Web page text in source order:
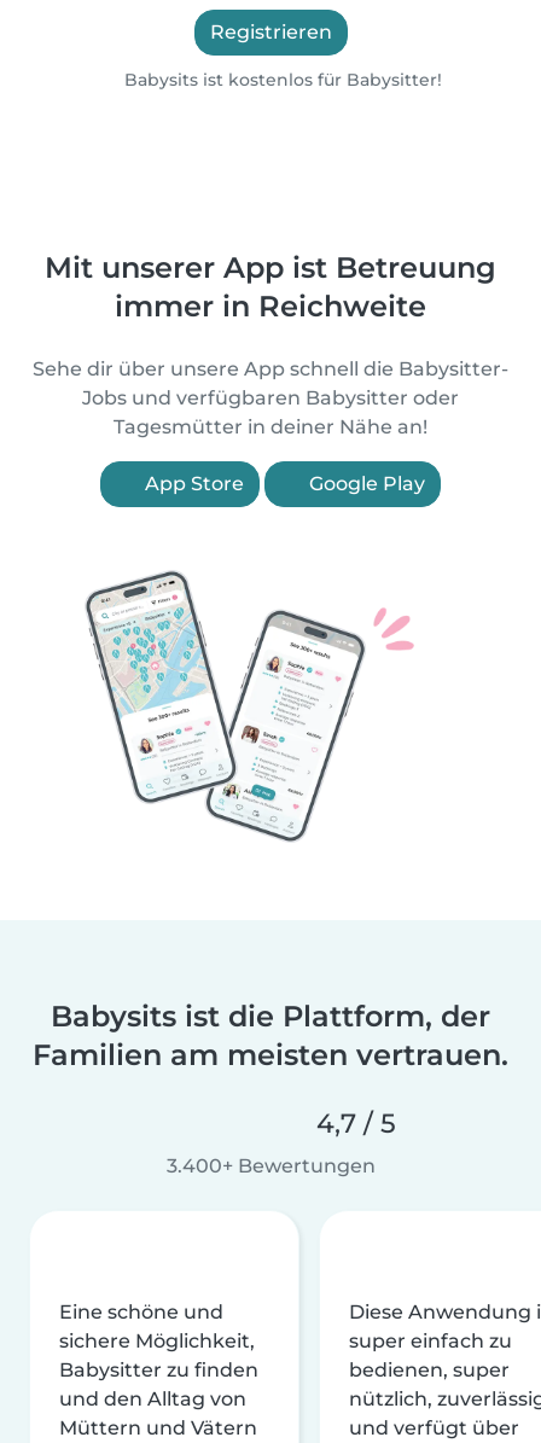
Registrieren
Babysits ist kostenlos für Babysitter!
Mit unserer App ist Betreuung
immer in Reichweite
Sehe dir über unsere App schnell die Babysitter-
Jobs und verfügbaren Babysitter oder
Tagesmütter in deiner Nähe an!
App Store Google Play
Babysits ist die Plattform, der
Familien am meisten vertrauen.
4,7 / 5
3.400+ Bewertungen
Eine schöne und
sichere Möglichkeit,
Babysitter zu finden
und den Alltag von
Müttern und Vätern
Diese Anwendung
super einfach zu
bedienen, super
nützlich,
und verfügt über